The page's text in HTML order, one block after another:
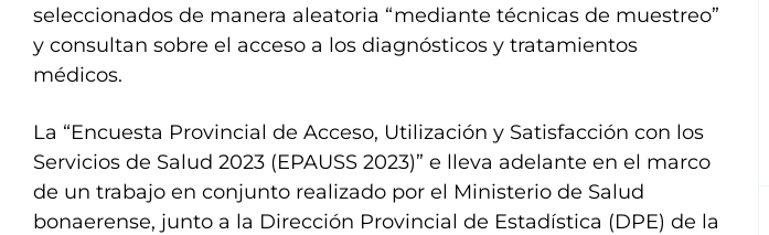
seleccionados de manera aleatoria “mediante técnicas de muestreo”
y consultan sobre el acceso a los diagnósticos y tratamientos
médicos.
La “Encuesta Provincial de Acceso, Utilización y Satisfacción con los
Servicios de Salud 2023 (EPAUSS 2023)” e lleva adelante en el marco
de un trabajo en conjunto realizado por el Ministerio de Salud
bonaerense, junto a la Dirección Provincial de Estadística (DPE) de la